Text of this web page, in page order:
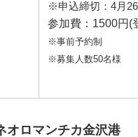
※申込締切：4月
参加費：1500円(
※事前予約制
※募集人数50名様
オロマンチカ金沢港